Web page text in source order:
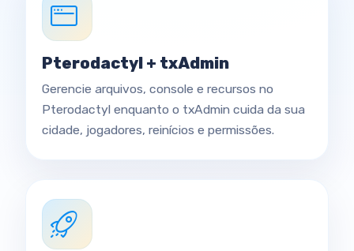
Pterodactyl + txAdmin
Gerencie arquivos, console e recursos no
Pterodactyl enquanto o txAdmin cuida da sua
cidade, jogadores, reinícios e permissões.